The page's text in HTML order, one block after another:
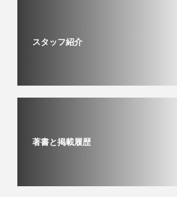
スタッフ紹介
著書と掲載履歴